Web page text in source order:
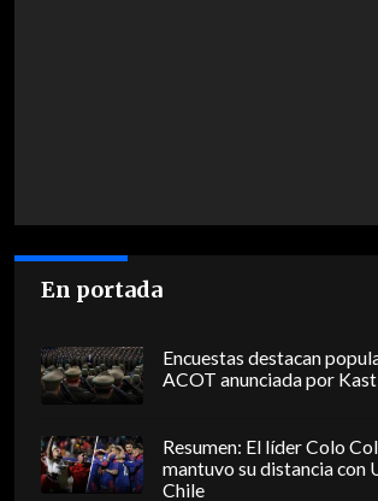
En portada
Encuestas destacan
ACOT anunciada por Kast
Resumen: El líder Colo
mantuvo su distancia con
Chile